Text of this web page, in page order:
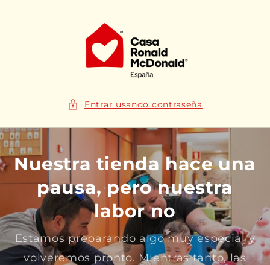
Entrar usando contraseña
Nuestra tienda hace una
pausa, pero nuestra
labor no
Estamos preparando algo muy especial y
volveremos pronto. Mientras tanto, las